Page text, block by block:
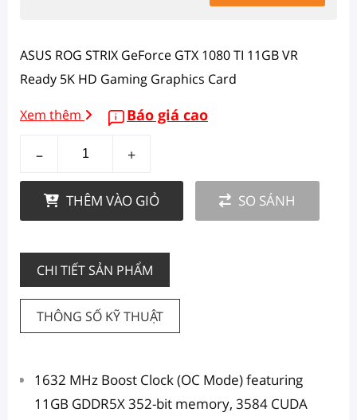
ASUS ROG STRIX GeForce GTX 1080 TI 11GB VR
Ready 5K HD Gaming Graphics Card
Xem thêm Báo giá cao
– +
THÊM VÀO GIỎ SO SÁNH
CHI TIẾT SẢN PHẨM
THÔNG SỐ KỸ THUẬT
1632 MHz Boost Clock (OC Mode) featuring
11GB GDDR5X 352-bit memory, 3584 CUDA